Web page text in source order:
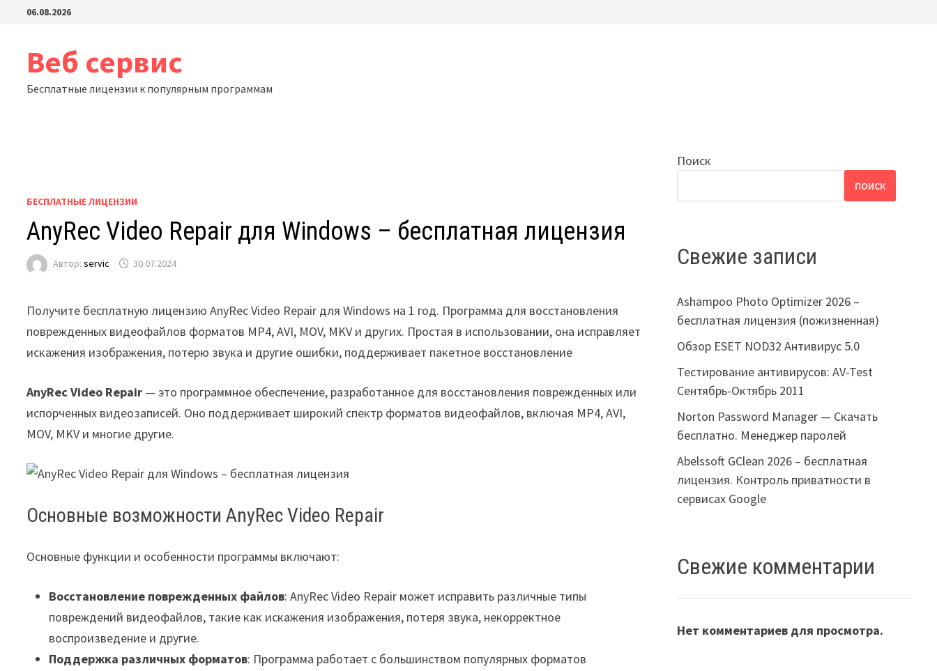
Перейти
содержимому
06.08.2026
Веб сервис
Бесплатные лицензии к популярным программам
БЕСПЛАТНЫЕ ЛИЦЕНЗИИ
AnyRec Video Repair для Windows – бесплатная лицензия
Автор:servic 30.07.2024
Получите бесплатную лицензию AnyRec Video Repair для Windows на 1 год. Программа для восстановления
поврежденных видеофайлов форматов MP4, AVI, MOV, MKV и других. Простая в использовании, она исправляет
искажения изображения, потерю звука и другие ошибки, поддерживает пакетное восстановление
AnyRec Video Repair — это программное обеспечение, разработанное для восстановления поврежденных или
испорченных видеозаписей. Оно поддерживает широкий спектр форматов видеофайлов, включая MP4, AVI,
MOV, MKV и многие другие.
Основные возможности AnyRec Video Repair
Основные функции и особенности программы включают:
Восстановление поврежденных файлов: AnyRec Video Repair может исправить различные типы
повреждений видеофайлов, такие как искажения изображения, потеря звука, некорректное
воспроизведение и другие.
Поддержка различных форматов: Программа работает с большинством популярных форматов
Поиск
ПОИСК
Свежие записи
Ashampoo Photo Optimizer 2026 –
бесплатная лицензия (пожизненная)
Обзор ESET NOD32 Антивирус 5.0
Тестирование антивирусов: AV-Test
Сентябрь-Октябрь 2011
Norton Password Manager — Скачать
бесплатно. Менеджер паролей
Abelssoft GClean 2026 – бесплатная
лицензия. Контроль приватности в
сервисах Google
Свежие комментарии
Нет комментариев для просмотра.